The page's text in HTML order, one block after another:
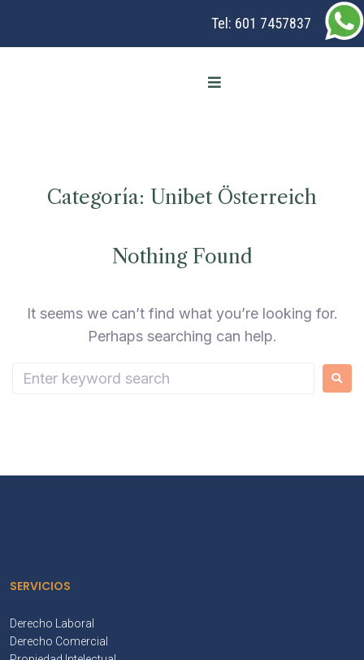
Tel: 601 7457837
Categoría: Unibet Österreich
Nothing Found
It seems we can’t find what you’re looking for.
Perhaps searching can help.
SERVICIOS
Derecho Laboral
Derecho Comercial